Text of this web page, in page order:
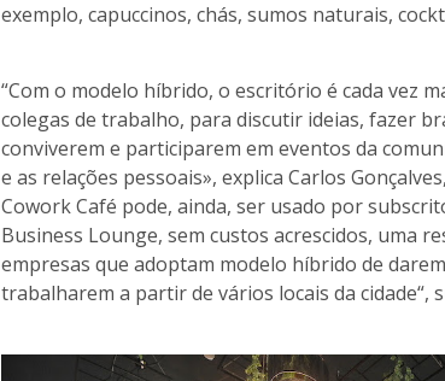
exemplo, capuccinos, chás, sumos naturais,
“Com o modelo híbrido, o escritório é cada vez
colegas de trabalho, para discutir ideias, fazer
conviverem e participarem em eventos da
e as relações pessoais», explica Carlos
Cowork Café pode, ainda, ser usado por
Business Lounge, sem custos acrescidos, uma
empresas que adoptam modelo híbrido de
trabalharem a partir de vários locais da cidade“,